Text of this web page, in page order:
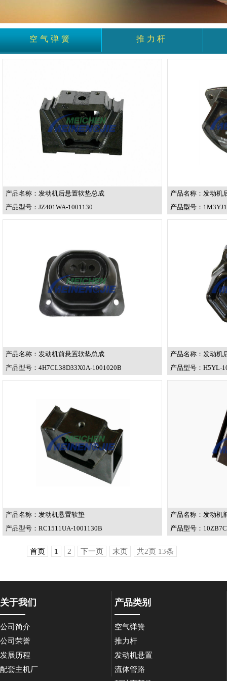
空气弹簧 推力杆
产品名称：发动机后悬置软垫总成
产品型号：JZ401WA-1001130
产品名称：发动机
产品型号：
产品名称：发动机前悬置软垫总成
产品型号：4H7CL38D33X0A-1001020B
产品名称：发动机
产品型号：H5YL-
产品名称：发动机悬置软垫
产品型号：RC1511UA-1001130B
产品名称：发动机
产品型号：
首页 1 2 下一页 末页 共2页 13条
关于我们
公司简介
公司荣誉
发展历程
配套主机厂
产品类别
空气弹簧
推力杆
发动机悬置
流体管路